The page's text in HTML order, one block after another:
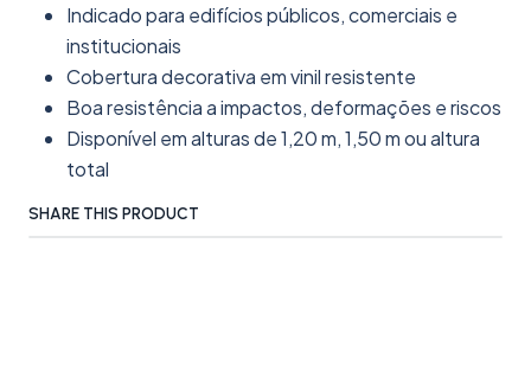
Indicado para edifícios públicos, comerciais e
institucionais
Cobertura decorativa em vinil resistente
Boa resistência a impactos, deformações e riscos
Disponível em alturas de 1,20 m, 1,50 m ou altura
total
SHARE THIS PRODUCT